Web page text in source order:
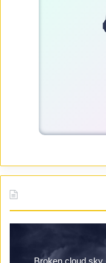
Broken cloud sky